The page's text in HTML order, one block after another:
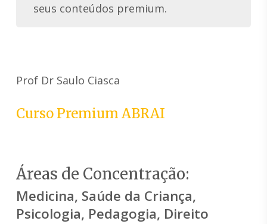
seus conteúdos premium.
Prof Dr Saulo Ciasca
Curso Premium ABRAI
Áreas de Concentração:
Medicina, Saúde da Criança,
Psicologia, Pedagogia, Direito